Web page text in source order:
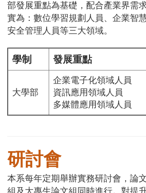
部發展重點為基礎，配合產業界需
實為：數位學習規劃人員、企業智
安全管理人員等三大領域。
學制 發展重點
大學部
企業電子化領域人員
資訊應用領域人員
多媒體應用領域人員
研討會
本系每年定期舉辦實務研討會，論